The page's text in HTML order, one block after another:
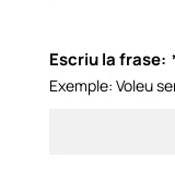
Escriu la frase:
Exemple: Voleu